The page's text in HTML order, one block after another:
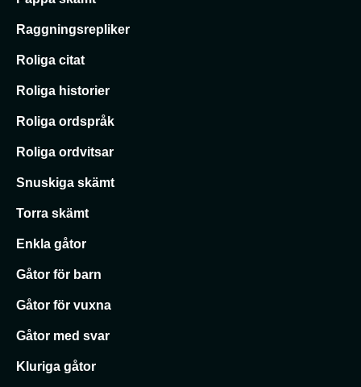
Raggningsrepliker
Roliga citat
Roliga historier
Roliga ordspråk
Roliga ordvitsar
Snuskiga skämt
Torra skämt
Enkla gåtor
Gåtor för barn
Gåtor för vuxna
Gåtor med svar
Kluriga gåtor